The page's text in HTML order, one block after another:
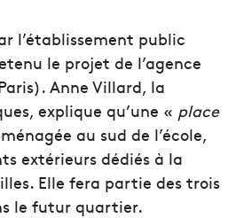
l’établissement public
le projet de l’agence
Anne Villard, la
explique qu’une « place
au sud de l’école,
extérieurs dédiés à la
Elle fera partie des trois
le futur quartier.